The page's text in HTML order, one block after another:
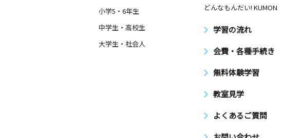
小学5・6年生
中学生・高校生
大学生・社会人
どんなもんだい! KUMON
学習の流れ
会費・各種手続き
無料体験学習
教室見学
よくあるご質問